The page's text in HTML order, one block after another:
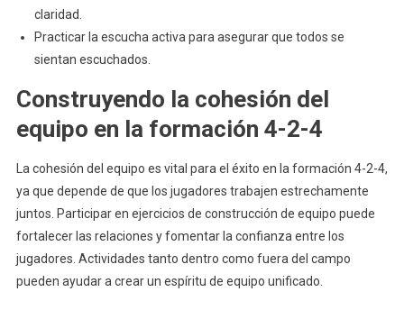
claridad.
Practicar la escucha activa para asegurar que todos se
sientan escuchados.
Construyendo la cohesión del
equipo en la formación 4-2-4
La cohesión del equipo es vital para el éxito en la formación 4-2-4,
ya que depende de que los jugadores trabajen estrechamente
juntos. Participar en ejercicios de construcción de equipo puede
fortalecer las relaciones y fomentar la confianza entre los
jugadores. Actividades tanto dentro como fuera del campo
pueden ayudar a crear un espíritu de equipo unificado.